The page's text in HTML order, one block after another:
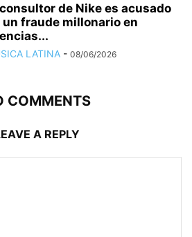
de Nike es acusado
un fraude millonario en
LATINA - 08/06/2026
COMMENTS
A REPLY